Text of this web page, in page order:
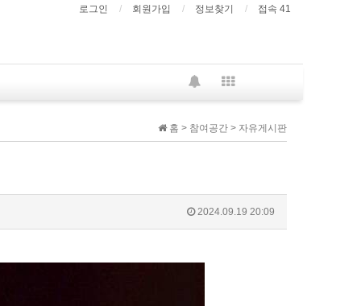
로그인 회원가입 정보찾기 접속 41
홈 > 참여공간 > 자유게시판
2024.09.19 20:09